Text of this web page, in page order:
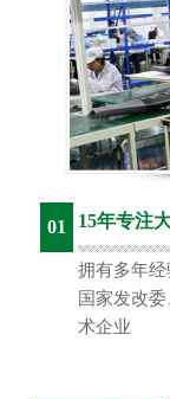
01 15年专注
拥有多年经
国家发改
术企业